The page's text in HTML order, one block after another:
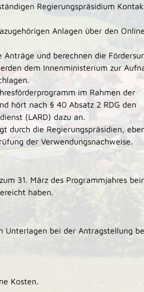
Regierungspräsidium
Anlagen über den
und berechnen die
dem Innenministerium zur
im Rahmen der
hört nach § 40 Absatz 2 RDG den
(LARD) dazu an.
durch die Regierungspräsidien,
der Verwendungsnachweise.
31. März des Programmjahres
haben.
Unterlagen bei der Antragstellung
Kosten.